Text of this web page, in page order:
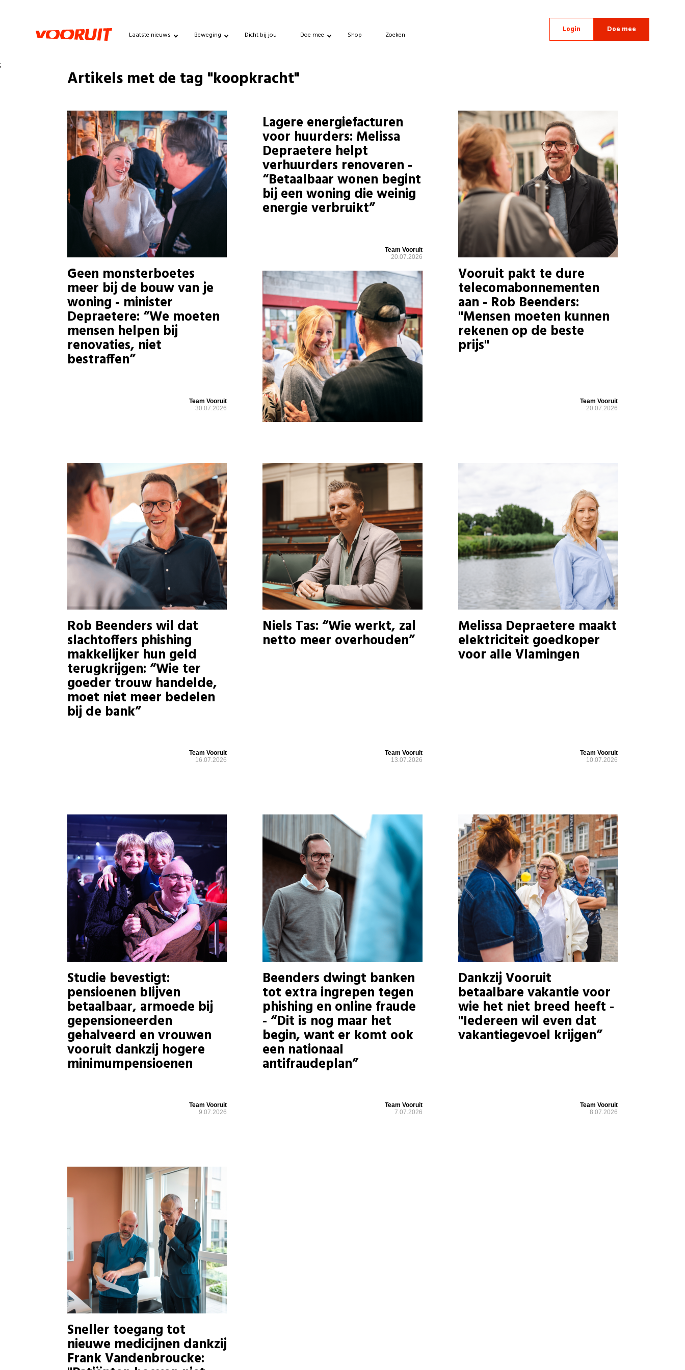
Laatste nieuws Beweging Dicht bij jou Doe mee Shop Zoeken
Login Doe mee
;
Artikels met de tag "koopkracht"
Geen monsterboetes
meer bij de bouw van je
woning - minister
Depraetere: “We moeten
mensen helpen bij
renovaties, niet
bestraffen”
Team Vooruit
30.07.2026
Lagere energiefacturen
voor huurders: Melissa
Depraetere helpt
verhuurders renoveren -
“Betaalbaar wonen begint
bij een woning die weinig
energie verbruikt”
Team Vooruit
20.07.2026
Vooruit pakt te dure
telecomabonnementen
aan - Rob Beenders:
"Mensen moeten kunnen
rekenen op de beste
prijs"
Team Vooruit
20.07.2026
Rob Beenders wil dat
slachtoffers phishing
makkelijker hun geld
terugkrijgen: “Wie ter
goeder trouw handelde,
moet niet meer bedelen
bij de bank”
Team Vooruit
16.07.2026
Niels Tas: “Wie werkt, zal
netto meer overhouden”
Team Vooruit
13.07.2026
Melissa Depraetere maakt
elektriciteit goedkoper
voor alle Vlamingen
Team Vooruit
10.07.2026
Studie bevestigt:
pensioenen blijven
betaalbaar, armoede bij
gepensioneerden
gehalveerd en vrouwen
vooruit dankzij hogere
minimumpensioenen
Team Vooruit
9.07.2026
Beenders dwingt banken
tot extra ingrepen tegen
phishing en online fraude
- “Dit is nog maar het
begin, want er komt ook
een nationaal
antifraudeplan”
Team Vooruit
7.07.2026
Dankzij Vooruit
betaalbare vakantie voor
wie het niet breed heeft -
"Iedereen wil even dat
vakantiegevoel krijgen”
Team Vooruit
8.07.2026
Sneller toegang tot
nieuwe medicijnen dankzij
Frank Vandenbroucke: